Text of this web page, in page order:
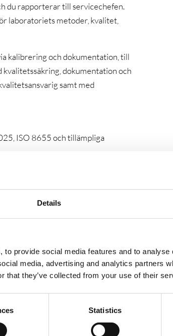
Details
provide social media features and to
media, advertising and analytics partners
that they’ve collected from your use of their
Statistics
du rapporterar till servicechefen.
laboratoriets metoder, kvalitet,
kalibrering och dokumentation, till
dokumentation och
samt med
ISO 8655 och tillämpliga
och förändringar
ta stort ansvar och arbeta både